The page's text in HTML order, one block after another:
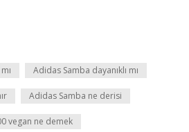
Adidas Samba dayanıklı mı
Adidas Samba ne derisi
vegan ne demek